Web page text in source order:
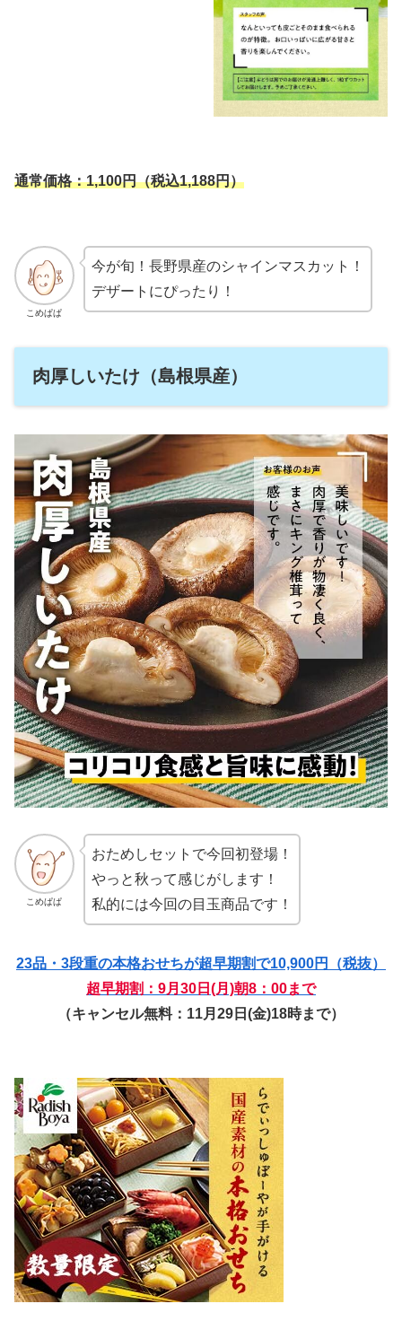
通常価格：1,100円（税込1,188円）
こめぱぱ
今が旬！長野県産のシャインマスカット！
デザートにぴったり！
肉厚しいたけ（島根県産）
こめぱぱ
おためしセットで今回初登場！
やっと秋って感じがします！
私的には今回の目玉商品です！
23品・3段重の本格おせちが超早期割で10,900円（税抜）
超早期割：9月30日(月)朝8：00まで
（キャンセル無料：11月29日(金)18時まで）